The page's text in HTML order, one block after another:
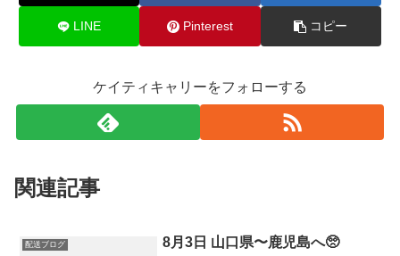
LINE Pinterest コピー
ケイティキャリーをフォローする
関連記事
配送ブログ 8月3日 山口県〜鹿児島へ🥺